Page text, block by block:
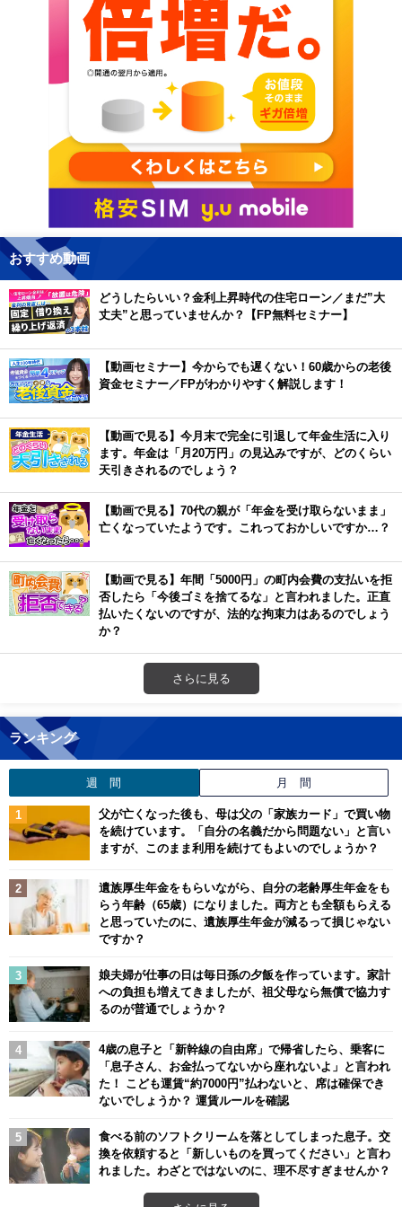
おすすめ動画
どうしたらいい？金利上昇時代の住宅ローン／まだ”大
丈夫”と思っていませんか？【FP無料セミナー】
【動画セミナー】今からでも遅くない！60歳からの老後
資金セミナー／FPがわかりやすく解説します！
【動画で見る】今月末で完全に引退して年金生活に入り
ます。年金は「月20万円」の見込みですが、どのくらい
天引きされるのでしょう？
【動画で見る】70代の親が「年金を受け取らないまま」
亡くなっていたようです。これっておかしいですか…？
【動画で見る】年間「5000円」の町内会費の支払いを拒
否したら「今後ゴミを捨てるな」と言われました。正直
払いたくないのですが、法的な拘束力はあるのでしょう
か？
さらに見る
ランキング
週 間 月 間
父が亡くなった後も、母は父の「家族カード」で買い物
を続けています。「自分の名義だから問題ない」と言い
ますが、このまま利用を続けてもよいのでしょうか？
遺族厚生年金をもらいながら、自分の老齢厚生年金をも
らう年齢（65歳）になりました。両方とも全額もらえる
と思っていたのに、遺族厚生年金が減るって損じゃない
ですか？
娘夫婦が仕事の日は毎日孫の夕飯を作っています。家計
への負担も増えてきましたが、祖父母なら無償で協力す
るのが普通でしょうか？
4歳の息子と「新幹線の自由席」で帰省したら、乗客に
「息子さん、お金払ってないから座れないよ」と言われ
た！ こども運賃“約7000円”払わないと、席は確保でき
ないでしょうか？ 運賃ルールを確認
食べる前のソフトクリームを落としてしまった息子。交
換を依頼すると「新しいものを買ってください」と言わ
れました。わざとではないのに、理不尽すぎませんか？